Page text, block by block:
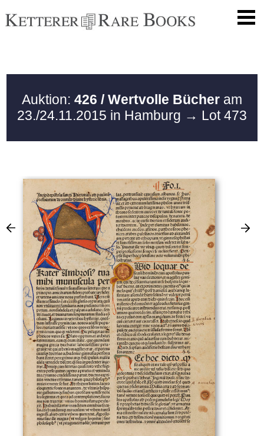
Auktion: 426 / Wertvolle Bücher am
23./24.11.2015 in Hamburg → Lot 473